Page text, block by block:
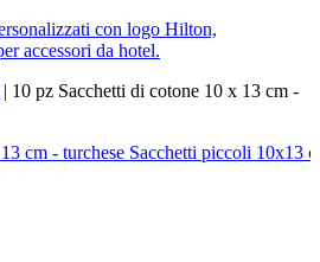
| 10 pz Sacchetti di cotone 10 x 13 cm -